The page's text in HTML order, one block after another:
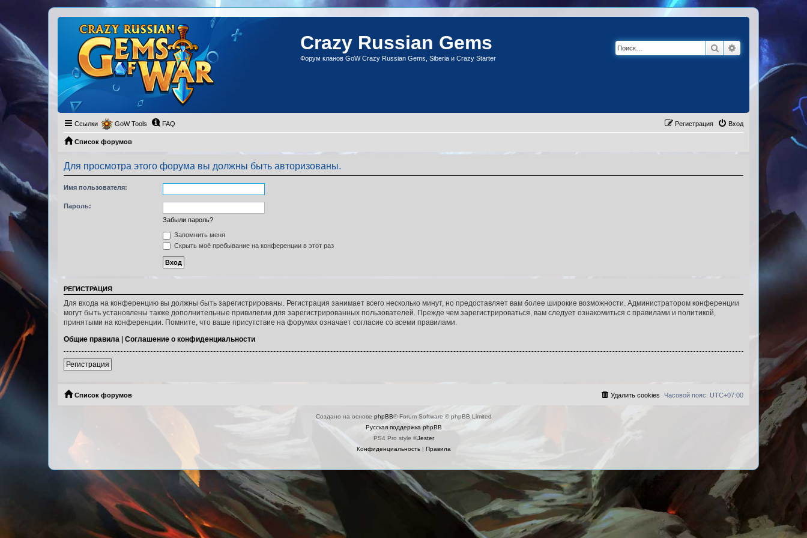
Crazy Russian Gems
Форум кланов GoW Crazy Russian Gems, Siberia и Crazy Starter
Поиск Расширенный
Ссылки GoW Tools FAQ Вход
Регистрация
Список форумов
Для просмотра этого форума вы должны быть авторизованы.
Имя пользователя:
Пароль:
Забыли пароль?
Запомнить меня
Скрыть моё пребывание на конференции в этот раз
РЕГИСТРАЦИЯ
Для входа на конференцию вы должны быть зарегистрированы. Регистрация занимает всего несколько минут, но предоставляет вам более широкие возможности. Администратором конференции
могут быть установлены также дополнительные привилегии для зарегистрированных пользователей. Прежде чем зарегистрироваться, вам следует ознакомиться с правилами и политикой,
принятыми на конференции. Помните, что ваше присутствие на форумах означает согласие со всеми правилами.
Общие правила | Соглашение о конфиденциальности
Регистрация
Список форумов Часовой пояс: UTC+07:00
Удалить cookies
Создано на основе phpBB® Forum Software © phpBB Limited
Русская поддержка phpBB
PS4 Pro style ©Jester
Конфиденциальность| Правила